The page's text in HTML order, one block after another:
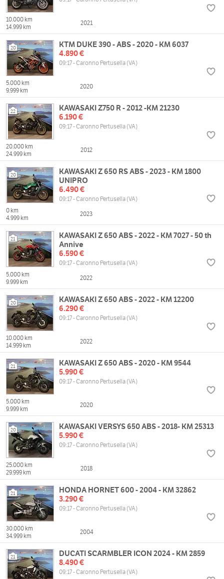
10.000 km
14.999 km
2021
20
KTM DUKE 390 - ABS - 2020 - KM 6037
4.890 €
09:17 - Caronno Pertusella (VA)
5.000 km
9.999 km
2020
22
KAWASAKI Z750 R - 2012 -KM 21230
6.190 €
09:17 - Caronno Pertusella (VA)
20.000 km
24.999 km
2012
20
KAWASAKI Z 650 RS ABS - 2023 - KM 1800
UNIPRO
6.490 €
09:17 - Caronno Pertusella (VA)
0 km
4.999 km
2023
21
KAWASAKI Z 650 ABS - 2022 - KM 7027 - 50 th
Annive
6.590 €
09:17 - Caronno Pertusella (VA)
5.000 km
9.999 km
2022
20
KAWASAKI Z 650 ABS - 2022 - KM 12200
6.290 €
09:17 - Caronno Pertusella (VA)
10.000 km
14.999 km
2022
21
KAWASAKI Z 650 ABS - 2020 - KM 9544
5.990 €
09:17 - Caronno Pertusella (VA)
5.000 km
9.999 km
2020
20
KAWASAKI VERSYS 650 ABS - 2018- KM 25313
5.990 €
09:17 - Caronno Pertusella (VA)
25.000 km
29.999 km
2018
21
HONDA HORNET 600 - 2004 - KM 32862
3.290 €
09:17 - Caronno Pertusella (VA)
30.000 km
34.999 km
2004
21
DUCATI SCARMBLER ICON 2024 - KM 2859
8.490 €
09:17 - Caronno Pertusella (VA)